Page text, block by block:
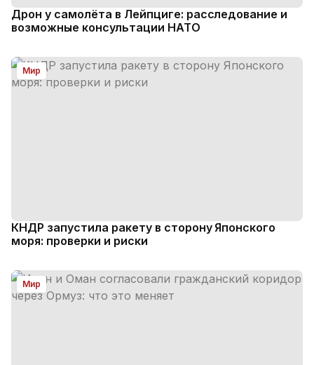
Дрон у самолёта в Лейпциге: расследование и
возможные консультации НАТО
Мир
КНДР запустила ракету в сторону Японского
моря: проверки и риски
Мир